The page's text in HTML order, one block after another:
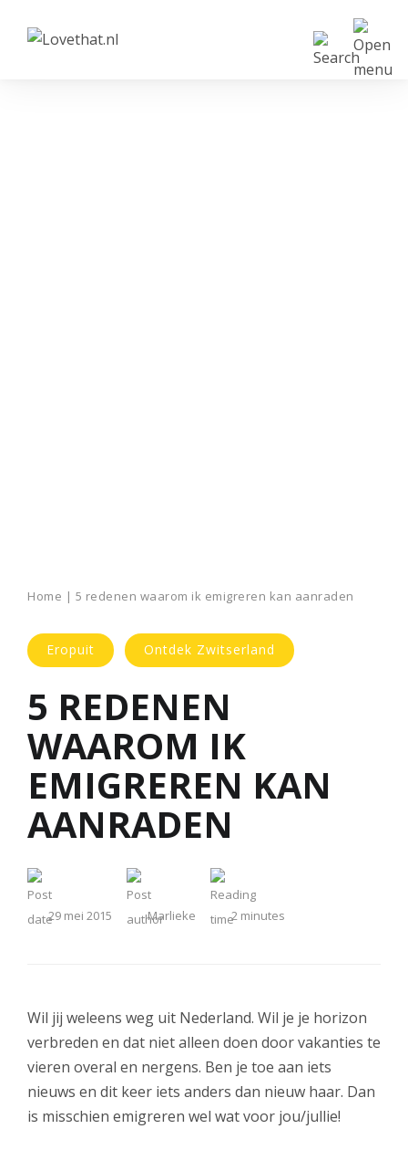
Home | 5 redenen waarom ik emigreren kan aanraden
Eropuit Ontdek Zwitserland
5 REDENEN
WAAROM IK
EMIGREREN KAN
AANRADEN
29 mei 2015 Marlieke 2 minutes
Wil jij weleens weg uit Nederland. Wil je je horizon
verbreden en dat niet alleen doen door vakanties te
vieren overal en nergens. Ben je toe aan iets
nieuws en dit keer iets anders dan nieuw haar. Dan
is misschien emigreren wel wat voor jou/jullie!